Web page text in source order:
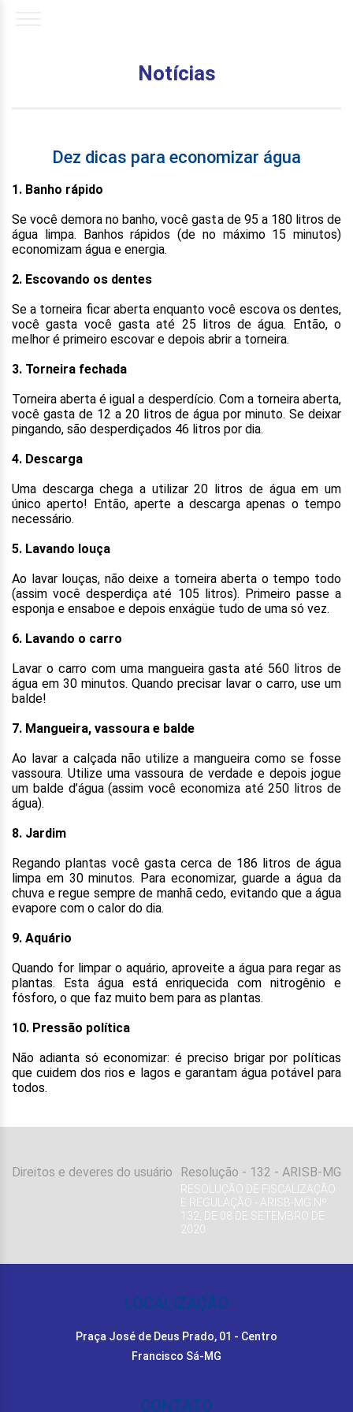
Notícias
Dez dicas para economizar água
1. Banho rápido
Se você demora no banho, você gasta de 95 a 180 litros de
água limpa. Banhos rápidos (de no máximo 15 minutos)
economizam água e energia.
2. Escovando os dentes
Se a torneira ficar aberta enquanto você escova os dentes,
você gasta você gasta até 25 litros de água. Então, o
melhor é primeiro escovar e depois abrir a torneira.
3. Torneira fechada
Torneira aberta é igual a desperdício. Com a torneira aberta,
você gasta de 12 a 20 litros de água por minuto. Se deixar
pingando, são desperdiçados 46 litros por dia.
4. Descarga
Uma descarga chega a utilizar 20 litros de água em um
único aperto! Então, aperte a descarga apenas o tempo
necessário.
5. Lavando louça
Ao lavar louças, não deixe a torneira aberta o tempo todo
(assim você desperdiça até 105 litros). Primeiro passe a
esponja e ensaboe e depois enxágüe tudo de uma só vez.
6. Lavando o carro
Lavar o carro com uma mangueira gasta até 560 litros de
água em 30 minutos. Quando precisar lavar o carro, use um
balde!
7. Mangueira, vassoura e balde
Ao lavar a calçada não utilize a mangueira como se fosse
vassoura. Utilize uma vassoura de verdade e depois jogue
um balde d’água (assim você economiza até 250 litros de
água).
8. Jardim
Regando plantas você gasta cerca de 186 litros de água
limpa em 30 minutos. Para economizar, guarde a água da
chuva e regue sempre de manhã cedo, evitando que a água
evapore com o calor do dia.
9. Aquário
Quando for limpar o aquário, aproveite a água para regar as
plantas. Esta água está enriquecida com nitrogênio e
fósforo, o que faz muito bem para as plantas.
10. Pressão política
Não adianta só economizar: é preciso brigar por políticas
que cuidem dos rios e lagos e garantam água potável para
todos.
Direitos e deveres do usuário Resolução - 132 - ARISB-MG
RESOLUÇÃO DE FISCALIZAÇÃO
E REGULAÇÃO - ARISB-MG Nº
132, DE 08 DE SETEMBRO DE
2020
LOCALIZAÇÃO
Praça José de Deus Prado, 01 - Centro
Francisco Sá-MG
CONTATO